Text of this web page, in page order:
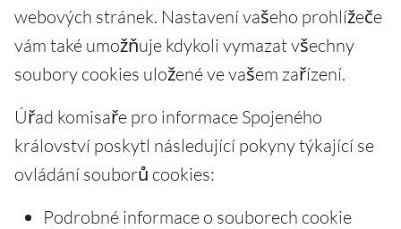
webových stránek. Nastavení vašeho prohlížeče
vám také umožňuje kdykoli vymazat všechny
soubory cookies uložené ve vašem zařízení.
Úřad komisaře pro informace Spojeného
království poskytl následující pokyny týkající se
ovládání souborů cookies:
Podrobné informace o souborech cookie